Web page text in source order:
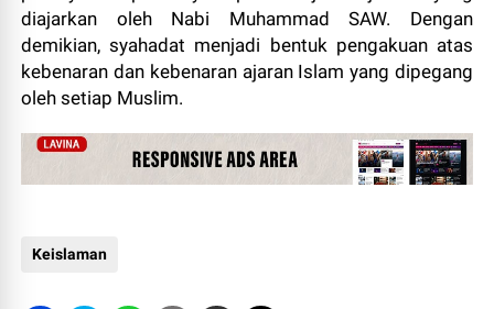
diajarkan oleh Nabi Muhammad SAW. Dengan
demikian, syahadat menjadi bentuk pengakuan atas
kebenaran dan kebenaran ajaran Islam yang dipegang
oleh setiap Muslim.
Keislaman